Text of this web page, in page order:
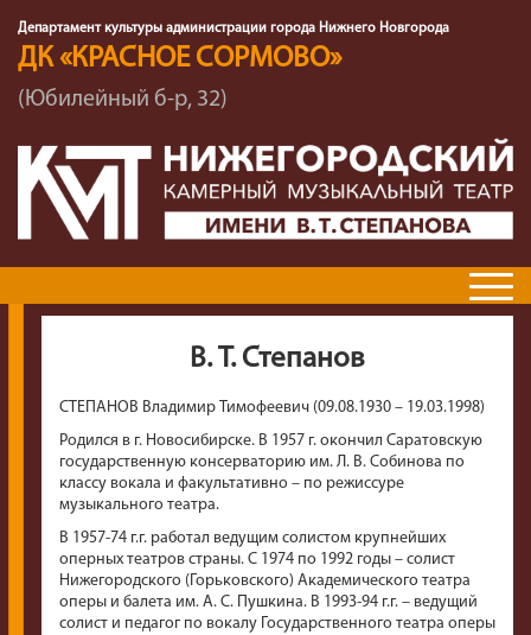
Департамент культуры администрации города Нижнего Новгорода
ДК «КРАСНОЕ СОРМОВО»
(Юбилейный б-р, 32)
В. Т. Степанов
СТЕПАНОВ Владимир Тимофеевич (09.08.1930 – 19.03.1998)
Родился в г. Новосибирске. В 1957 г. окончил Саратовскую
государственную консерваторию им. Л. В. Собинова по
классу вокала и факультативно – по режиссуре
музыкального театра.
В 1957-74 г.г. работал ведущим солистом крупнейших
оперных театров страны. С 1974 по 1992 годы – солист
Нижегородского (Горьковского) Академического театра
оперы и балета им. А. С. Пушкина. В 1993-94 г.г. – ведущий
солист и педагог по вокалу Государственного театра оперы